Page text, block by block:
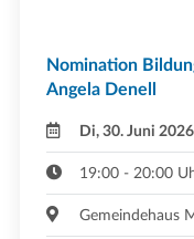
Nomination
Angela Denell
Di, 30. Juni 2026
19:00 - 20:00
Gemeindehaus